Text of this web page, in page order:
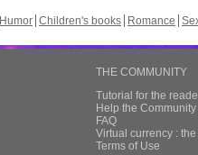
Humor Children's books Romance
THE COMMUNITY
Tutorial for the
Help the
FAQ
Virtual currency :
Terms of Use